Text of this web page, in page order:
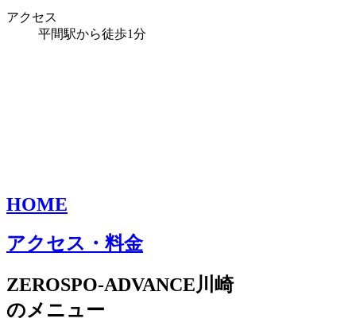
アクセス
平間駅から徒歩1分
HOME
アクセス・料金
ZEROSPO-ADVANCE川崎
のメニュー